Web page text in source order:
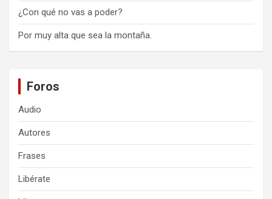
¿Con qué no vas a poder?
Por muy alta que sea la montaña.
Foros
Audio
Autores
Frases
Libérate